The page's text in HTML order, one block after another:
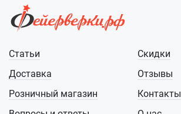
Статьи
Доставка
Розничный магазин
Скидки
Отзывы
Контакты